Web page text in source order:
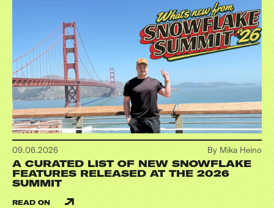
09.06.2026 By Mika Heino
A CURATED LIST OF NEW SNOWFLAKE
FEATURES RELEASED AT THE 2026
SUMMIT
READ ON